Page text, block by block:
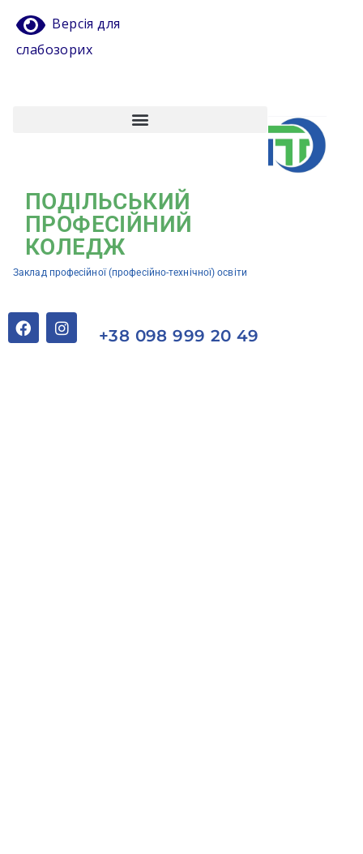
Версія для
слабозорих
ПОДІЛЬСЬКИЙ
ПРОФЕСІЙНИЙ
КОЛЕДЖ
Заклад професійної (професійно-технічної) освіти
+38 098 999 20 49